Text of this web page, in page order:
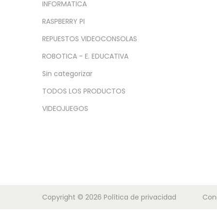
ó
n
INFORMATICA
RASPBERRY PI
REPUESTOS VIDEOCONSOLAS
ROBOTICA - E. EDUCATIVA
Sin categorizar
TODOS LOS PRODUCTOS
VIDEOJUEGOS
Copyright © 2026 Política de privacidad